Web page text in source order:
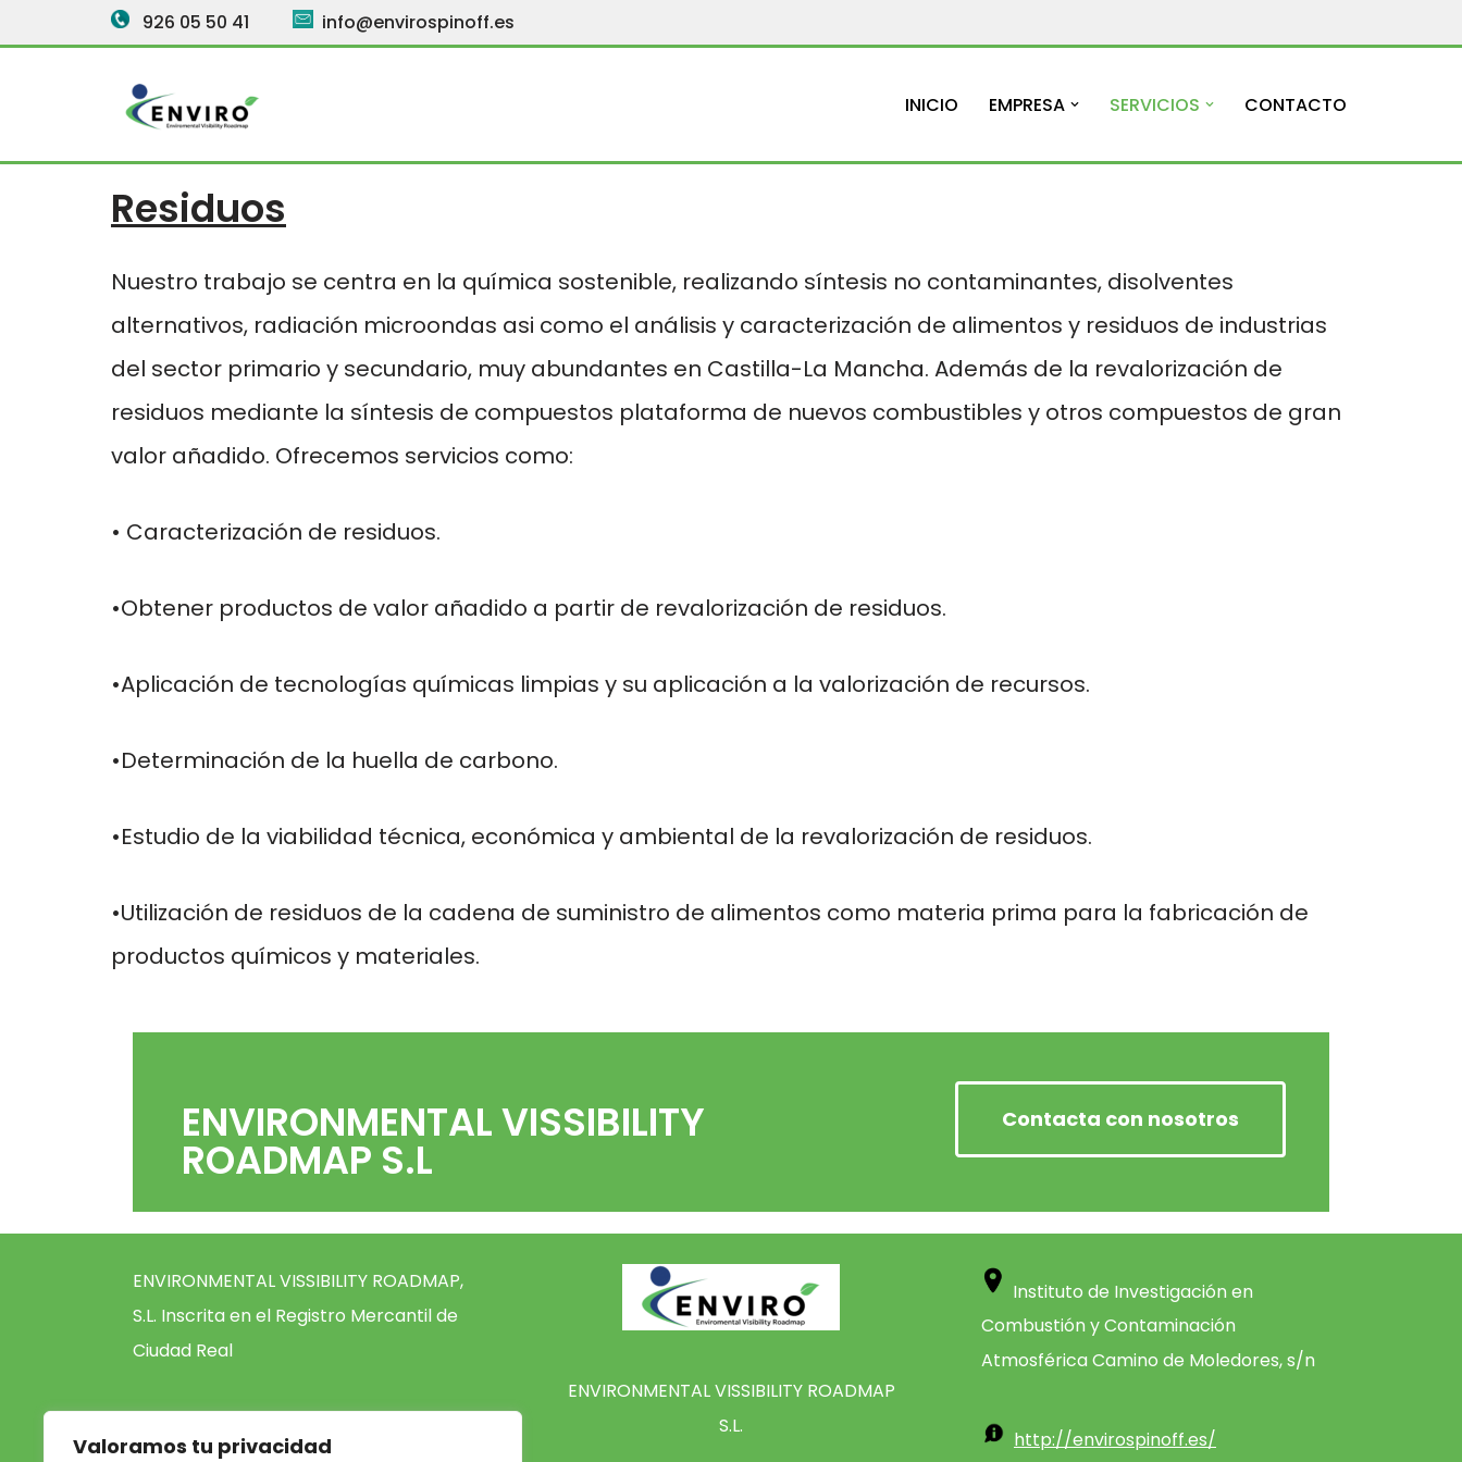
Valoramos tu privacidad
926 05 50 41 info@envirospinoff.es
INICIO EMPRESA SERVICIOS CONTACTO
Residuos
Nuestro trabajo se centra en la química sostenible, realizando síntesis no contaminantes, disolventes
alternativos, radiación microondas asi como el análisis y caracterización de alimentos y residuos de industrias
del sector primario y secundario, muy abundantes en Castilla-La Mancha. Además de la revalorización de
residuos mediante la síntesis de compuestos plataforma de nuevos combustibles y otros compuestos de gran
valor añadido. Ofrecemos servicios como:
• Caracterización de residuos.
•Obtener productos de valor añadido a partir de revalorización de residuos.
•Aplicación de tecnologías químicas limpias y su aplicación a la valorización de recursos.
•Determinación de la huella de carbono.
•Estudio de la viabilidad técnica, económica y ambiental de la revalorización de residuos.
•Utilización de residuos de la cadena de suministro de alimentos como materia prima para la fabricación de
productos químicos y materiales.
ENVIRONMENTAL VISSIBILITY
ROADMAP S.L
Contacta con nosotros
ENVIRONMENTAL VISSIBILITY ROADMAP,
S.L. Inscrita en el Registro Mercantil de
Ciudad Real
C.I.F. B-72910896 TOMO 712 LIBRO 0
FOLIO 128 HOJA REGISTRAL CR-33150
ENVIRONMENTAL VISSIBILITY ROADMAP
S.L.
Instituto de Investigación en
Combustión y Contaminación
Atmosférica Camino de Moledores, s/n
http://envirospinoff.es/